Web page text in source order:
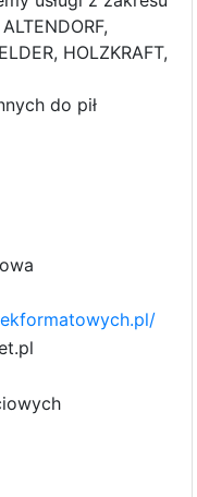
HOLZKRAFT,
do pił
t5
.pl